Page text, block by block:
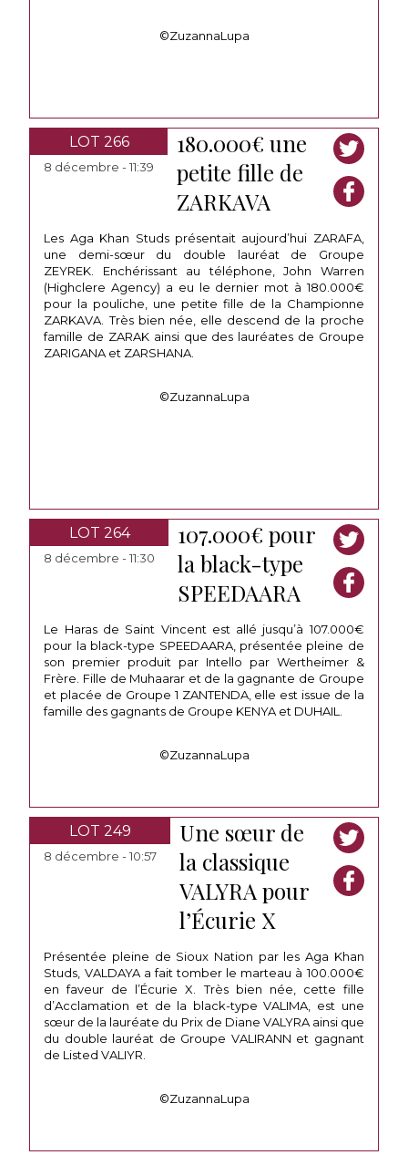
©ZuzannaLupa
LOT 266
8 décembre - 11:39
180.000€ une
petite fille de
ZARKAVA
Les Aga Khan Studs présentait aujourd’hui ZARAFA,
une demi-sœur du double lauréat de Groupe
ZEYREK. Enchérissant au téléphone, John Warren
(Highclere Agency) a eu le dernier mot à 180.000€
pour la pouliche, une petite fille de la Championne
ZARKAVA. Très bien née, elle descend de la proche
famille de ZARAK ainsi que des lauréates de Groupe
ZARIGANA et ZARSHANA.
©ZuzannaLupa
LOT 264
8 décembre - 11:30
107.000€ pour
la black-type
SPEEDAARA
Le Haras de Saint Vincent est allé jusqu’à 107.000€
pour la black-type SPEEDAARA, présentée pleine de
son premier produit par Intello par Wertheimer &
Frère. Fille de Muhaarar et de la gagnante de Groupe
et placée de Groupe 1 ZANTENDA, elle est issue de la
famille des gagnants de Groupe KENYA et DUHAIL.
©ZuzannaLupa
LOT 249
8 décembre - 10:57
Une sœur de
la classique
VALYRA pour
l’Écurie X
Présentée pleine de Sioux Nation par les Aga Khan
Studs, VALDAYA a fait tomber le marteau à 100.000€
en faveur de l’Écurie X. Très bien née, cette fille
d’Acclamation et de la black-type VALIMA, est une
sœur de la lauréate du Prix de Diane VALYRA ainsi que
du double lauréat de Groupe VALIRANN et gagnant
de Listed VALIYR.
©ZuzannaLupa